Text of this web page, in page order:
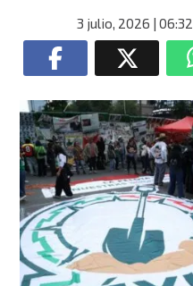
3 julio, 2026 | 06:32